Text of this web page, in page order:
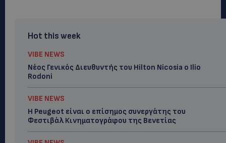
Hot this week
VIBE NEWS
Νέος Γενικός Διευθυντής του Hilton Nicosia ο Ilio
Rodoni
VIBE NEWS
Η Peugeot είναι ο επίσημος συνεργάτης του
Φεστιβάλ Κινηματογράφου της Βενετίας